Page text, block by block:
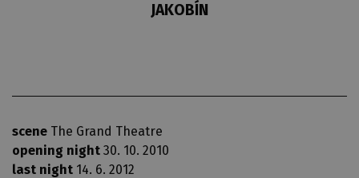
JAKOBÍN
scene The Grand Theatre
opening night 30. 10. 2010
last night 14. 6. 2012